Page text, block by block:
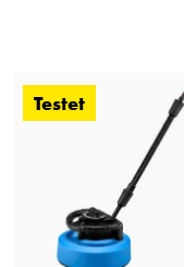
Testet